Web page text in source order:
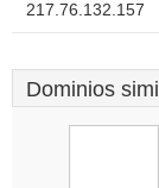
217.76.132.157
Dominios